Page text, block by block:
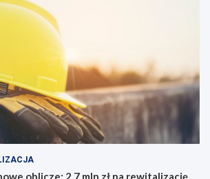
oblicze: 2,7 mln zł na rewitalizację